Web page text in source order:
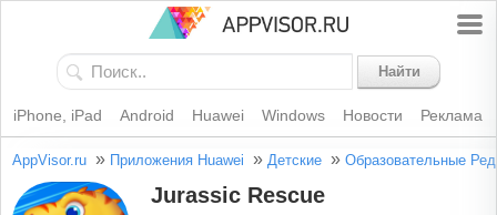
Найти
iPhone, iPad Android Huawei Windows Новости Реклама
AppVisor.ru » Приложения Huawei » Детские » Образовательные
Jurassic Rescue